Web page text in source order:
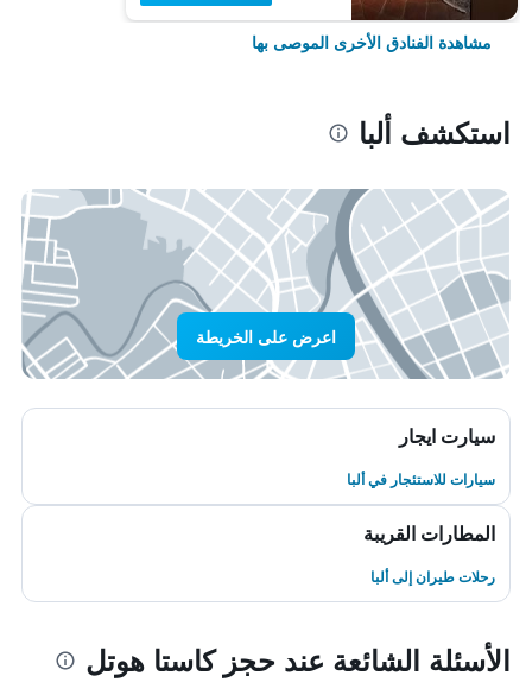
مشاهدة الفنادق الأخرى الموصى بها
استكشف ألبا
اعرض على الخريطة
سيارت ايجار
سيارات للاستئجار في ألبا
المطارات القريبة
رحلات طيران إلى ألبا
الأسئلة الشائعة عند حجز كاستا هوتل